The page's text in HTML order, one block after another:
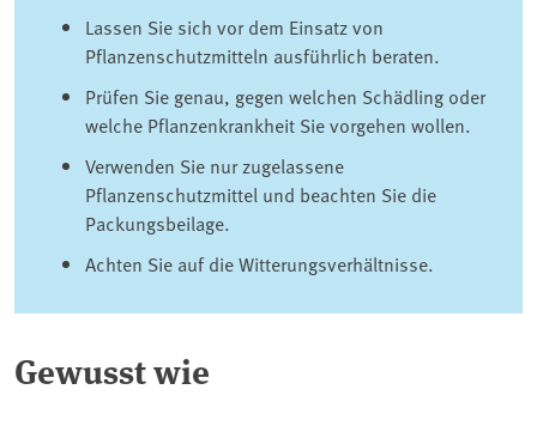
Lassen Sie sich vor dem Einsatz von
Pflanzenschutzmitteln ausführlich beraten.
Prüfen Sie genau, gegen welchen Schädling oder
welche Pflanzenkrankheit Sie vorgehen wollen.
Verwenden Sie ⁠nur zugelassene
Pflanzenschutzmittel⁠ und beachten Sie die
Packungsbeilage.
Achten Sie auf die Witterungsverhältnisse.
Gewusst wie